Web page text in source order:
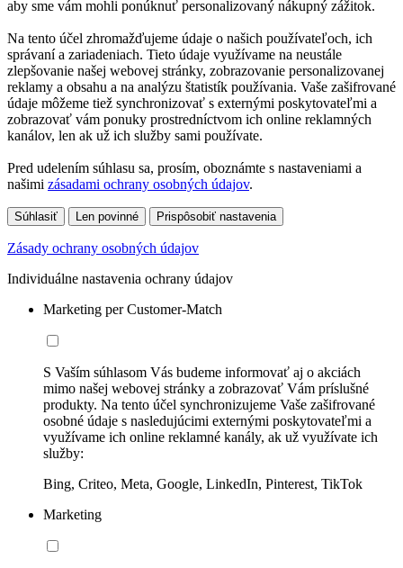
aby sme vám mohli ponúknuť personalizovaný nákupný zážitok.
Na tento účel zhromažďujeme údaje o našich používateľoch, ich
správaní a zariadeniach. Tieto údaje využívame na neustále
zlepšovanie našej webovej stránky, zobrazovanie personalizovanej
reklamy a obsahu a na analýzu štatistík používania. Vaše zašifrované
údaje môžeme tiež synchronizovať s externými poskytovateľmi a
zobrazovať vám ponuky prostredníctvom ich online reklamných
kanálov, len ak už ich služby sami používate.
Pred udelením súhlasu sa, prosím, oboznámte s nastaveniami a
našimi zásadami ochrany osobných údajov.
Súhlasiť Len povinné Prispôsobiť nastavenia
Zásady ochrany osobných údajov
Individuálne nastavenia ochrany údajov
Marketing per Customer-Match
S Vaším súhlasom Vás budeme informovať aj o akciách
mimo našej webovej stránky a zobrazovať Vám príslušné
produkty. Na tento účel synchronizujeme Vaše zašifrované
osobné údaje s nasledujúcimi externými poskytovateľmi a
využívame ich online reklamné kanály, ak už využívate ich
služby:
Bing, Criteo, Meta, Google, LinkedIn, Pinterest, TikTok
Marketing